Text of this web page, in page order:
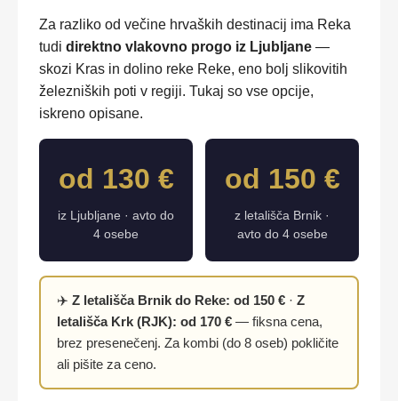
Za razliko od večine hrvaških destinacij ima Reka
tudi direktno vlakovno progo iz Ljubljane —
skozi Kras in dolino reke Reke, eno bolj slikovitih
železniških poti v regiji. Tukaj so vse opcije,
iskreno opisane.
od 130 €
iz Ljubljane · avto do
4 osebe
od 150 €
z letališča Brnik ·
avto do 4 osebe
✈️ Z letališča Brnik do Reke: od 150 € · Z
letališča Krk (RJK): od 170 € — fiksna cena,
brez presenečenj. Za kombi (do 8 oseb) pokličite
ali pišite za ceno.